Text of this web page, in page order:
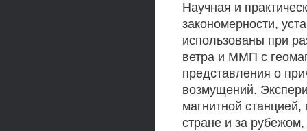
Научная и
закономерности,
использованы при
ветра и ММП с
представления о
возмущений.
магнитной
стране и за